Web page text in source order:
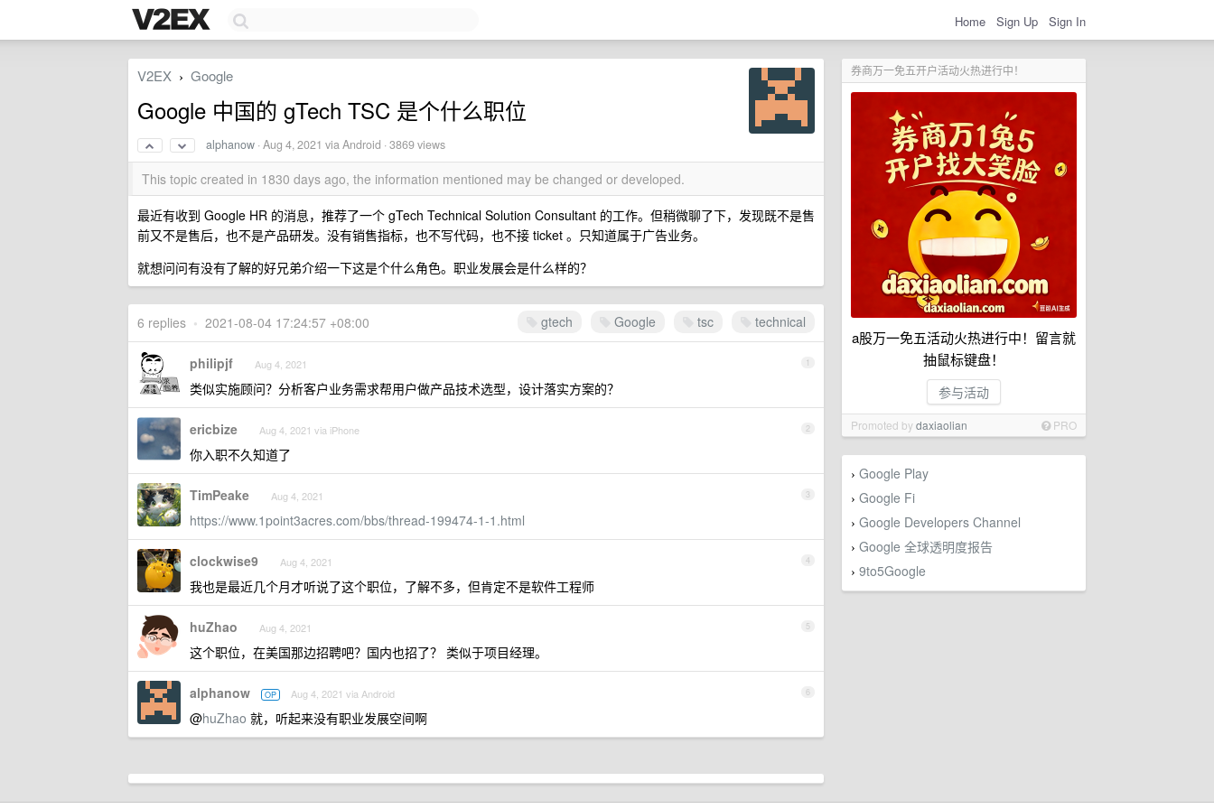
Home Sign Up Sign In
券商万一免五开户活动火热进行中！
a股万一免五活动火热进行中！留言就
抽鼠标键盘！
参与活动
Promoted bydaxiaolian PRO
› Google Play
› Google Fi
› Google Developers Channel
› Google 全球透明度报告
› 9to5Google
V2EX › Google
Google 中国的 gTech TSC 是个什么职位
alphanow ·Aug 4, 2021 via Android · 3869 views
This topic created in 1830 days ago, the information mentioned may be changed or developed.
最近有收到 Google HR 的消息，推荐了一个 gTech Technical Solution Consultant 的工作。但稍微聊了下，发现既不是售
前又不是售后，也不是产品研发。没有销售指标，也不写代码，也不接 ticket 。只知道属于广告业务。
就想问问有没有了解的好兄弟介绍一下这是个什么角色。职业发展会是什么样的？
gtech Google tsc technical
6 replies • 2021-08-04 17:24:57 +08:00
1
philipjf Aug 4, 2021
类似实施顾问？分析客户业务需求帮用户做产品技术选型，设计落实方案的？
2
ericbize Aug 4, 2021 via iPhone
你入职不久知道了
3
TimPeake Aug 4, 2021
https://www.1point3acres.com/bbs/thread-199474-1-1.html
4
clockwise9 Aug 4, 2021
我也是最近几个月才听说了这个职位，了解不多，但肯定不是软件工程师
5
huZhao Aug 4, 2021
这个职位，在美国那边招聘吧？国内也招了？ 类似于项目经理。
6
alphanow OP Aug 4, 2021 via Android
@huZhao 就，听起来没有职业发展空间啊